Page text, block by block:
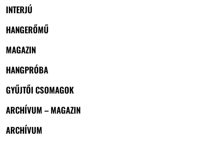
INTERJÚ
HANGERŐMŰ
MAGAZIN
HANGPRÓBA
GYŰJTŐI CSOMAGOK
ARCHÍVUM – MAGAZIN
ARCHÍVUM